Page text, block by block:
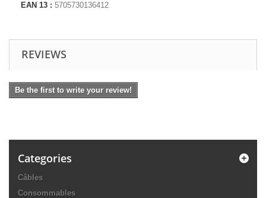
EAN 13 : 5705730136412
REVIEWS
Be the first to write your review!
Categories
Câbles
Consommables